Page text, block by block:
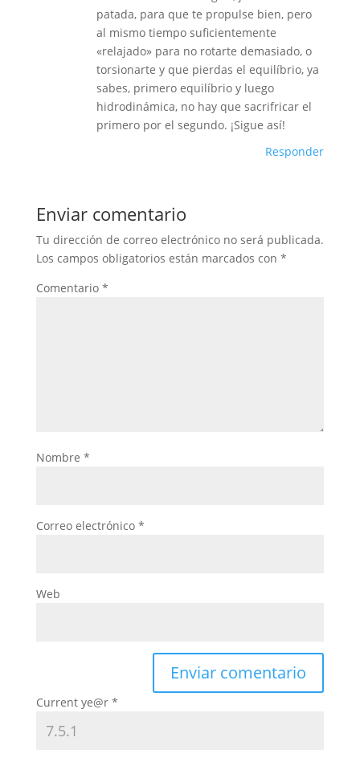
patada, para que te propulse bien, pero
al mismo tiempo suficientemente
«relajado» para no rotarte demasiado, o
torsionarte y que pierdas el equilíbrio, ya
sabes, primero equilíbrio y luego
hidrodinámica, no hay que sacrifricar el
primero por el segundo. ¡Sigue así!
Responder
Enviar comentario
Tu dirección de correo electrónico no será publicada.
Los campos obligatorios están marcados con *
Comentario *
Nombre *
Correo electrónico *
Web
Current ye@r *